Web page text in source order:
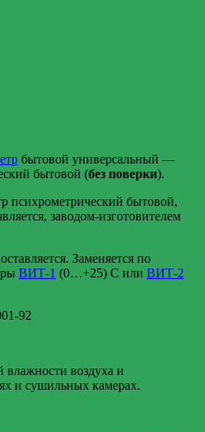
бытовой универсальный —
бытовой (без поверки).
бытовой,
заводом-изготовителем
Заменяется по
ВИТ-1 (0…+25) С или ВИТ-2
92
влажности воздуха и
и сушильных камерах.